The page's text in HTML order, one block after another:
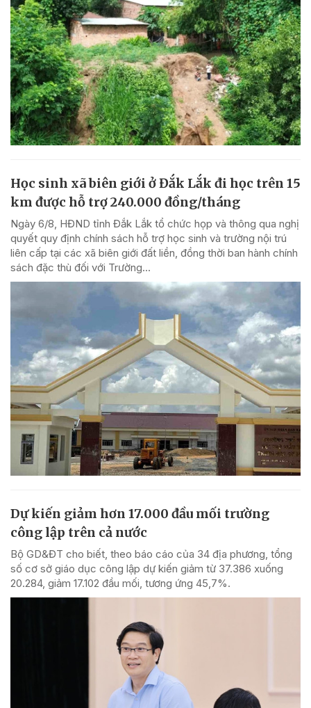
Học sinh xã biên giới ở Đắk Lắk đi học trên 15
km được hỗ trợ 240.000 đồng/tháng
Ngày 6/8, HĐND tỉnh Đắk Lắk tổ chức họp và thông qua nghị
quyết quy định chính sách hỗ trợ học sinh và trường nội trú
liên cấp tại các xã biên giới đất liền, đồng thời ban hành chính
sách đặc thù đối với Trường...
Dự kiến giảm hơn 17.000 đầu mối trường
công lập trên cả nước
Bộ GD&ĐT cho biết, theo báo cáo của 34 địa phương, tổng
số cơ sở giáo dục công lập dự kiến giảm từ 37.386 xuống
20.284, giảm 17.102 đầu mối, tương ứng 45,7%.